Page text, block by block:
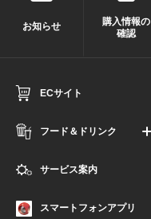
お知らせ
購入情報の
確認
ECサイト
フード＆ドリンク
サービス案内
スマートフォンアプリ